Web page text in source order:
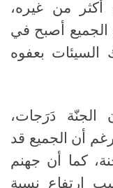
أكثر من غيره،
الجميع أصبح في
السيئات بعفوه
الجنّة دَرَجات،
أن الجميع قد
كما أن جهنم
ارتفاع نسبة